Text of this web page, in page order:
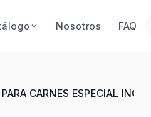
Nosotros FAQ
PARA CARNES ESPECIAL INOX